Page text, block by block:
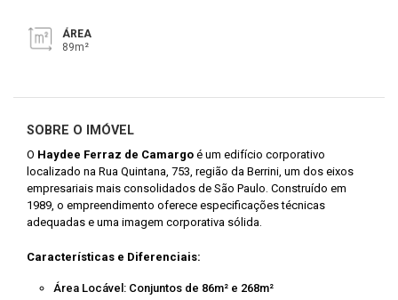
ÁREA
89m²
SOBRE O IMÓVEL
O Haydee Ferraz de Camargo é um edifício corporativo
localizado na Rua Quintana, 753, região da Berrini, um dos eixos
empresariais mais consolidados de São Paulo. Construído em
1989, o empreendimento oferece especificações técnicas
adequadas e uma imagem corporativa sólida.
Características e Diferenciais:
Área Locável: Conjuntos de 86m² e 268m²